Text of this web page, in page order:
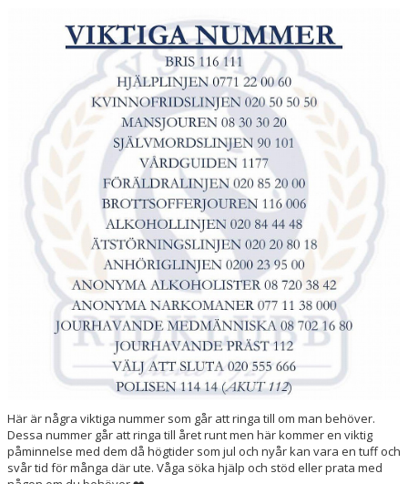
Här är några viktiga nummer som går att ringa till om man behöver.
Dessa nummer går att ringa till året runt men här kommer en viktig
påminnelse med dem då högtider som jul och nyår kan vara en tuff och
svår tid för många där ute. Våga söka hjälp och stöd eller prata med